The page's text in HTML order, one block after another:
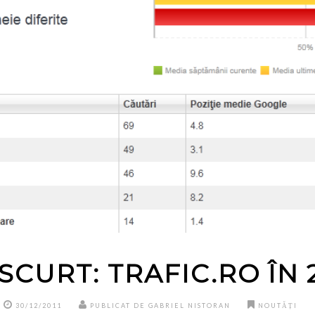
TRAFIC.RO ÎN
30/12/2011 PUBLICAT DE GABRIEL NISTORAN NOUTĂȚI